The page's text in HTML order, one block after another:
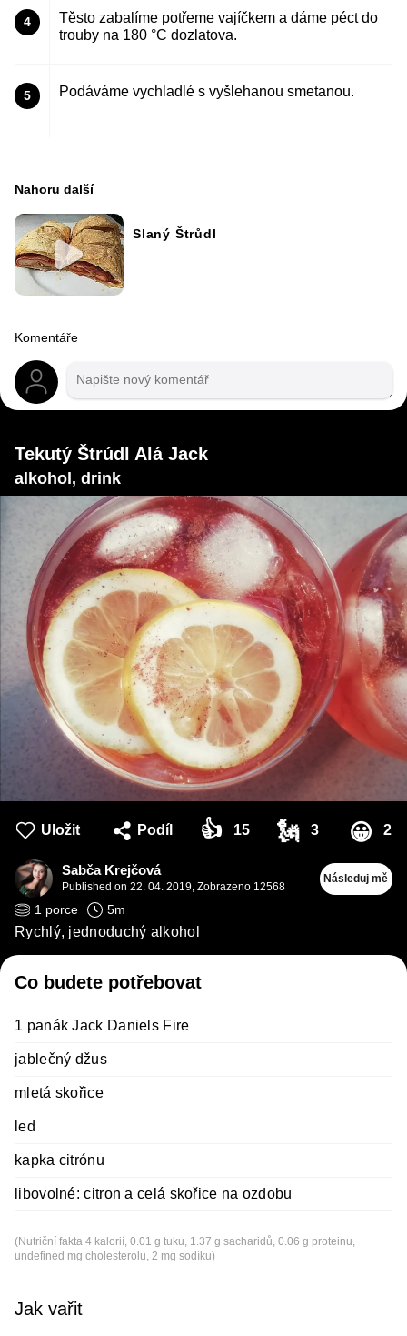
4
Těsto zabalíme potřeme vajíčkem a dáme péct do
trouby na 180 °C dozlatova.
5 Podáváme vychladlé s vyšlehanou smetanou.
Nahoru další
Slaný Štrůdl
Komentáře
Tekutý Štrúdl Alá Jack
alkohol, drink
Uložit Podíl 👍 15 🗽 3 😀 2
Sabča Krejčová
Published on 22. 04. 2019, Zobrazeno 12568
Následuj mě
1 porce 5m
Rychlý, jednoduchý alkohol
Co budete potřebovat
1 panák Jack Daniels Fire
jablečný džus
mletá skořice
led
kapka citrónu
libovolné: citron a celá skořice na ozdobu
(Nutriční fakta 4 kalorií, 0.01 g tuku, 1.37 g sacharidů, 0.06 g proteinu,
undefined mg cholesterolu, 2 mg sodíku)
Jak vařit